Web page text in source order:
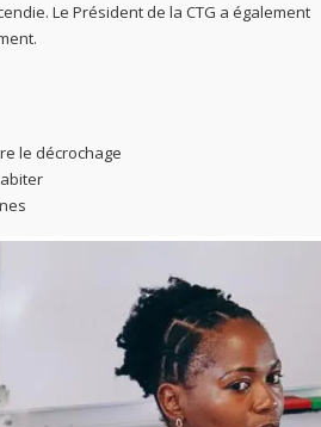
Le Président de la CTG a également
le décrochage